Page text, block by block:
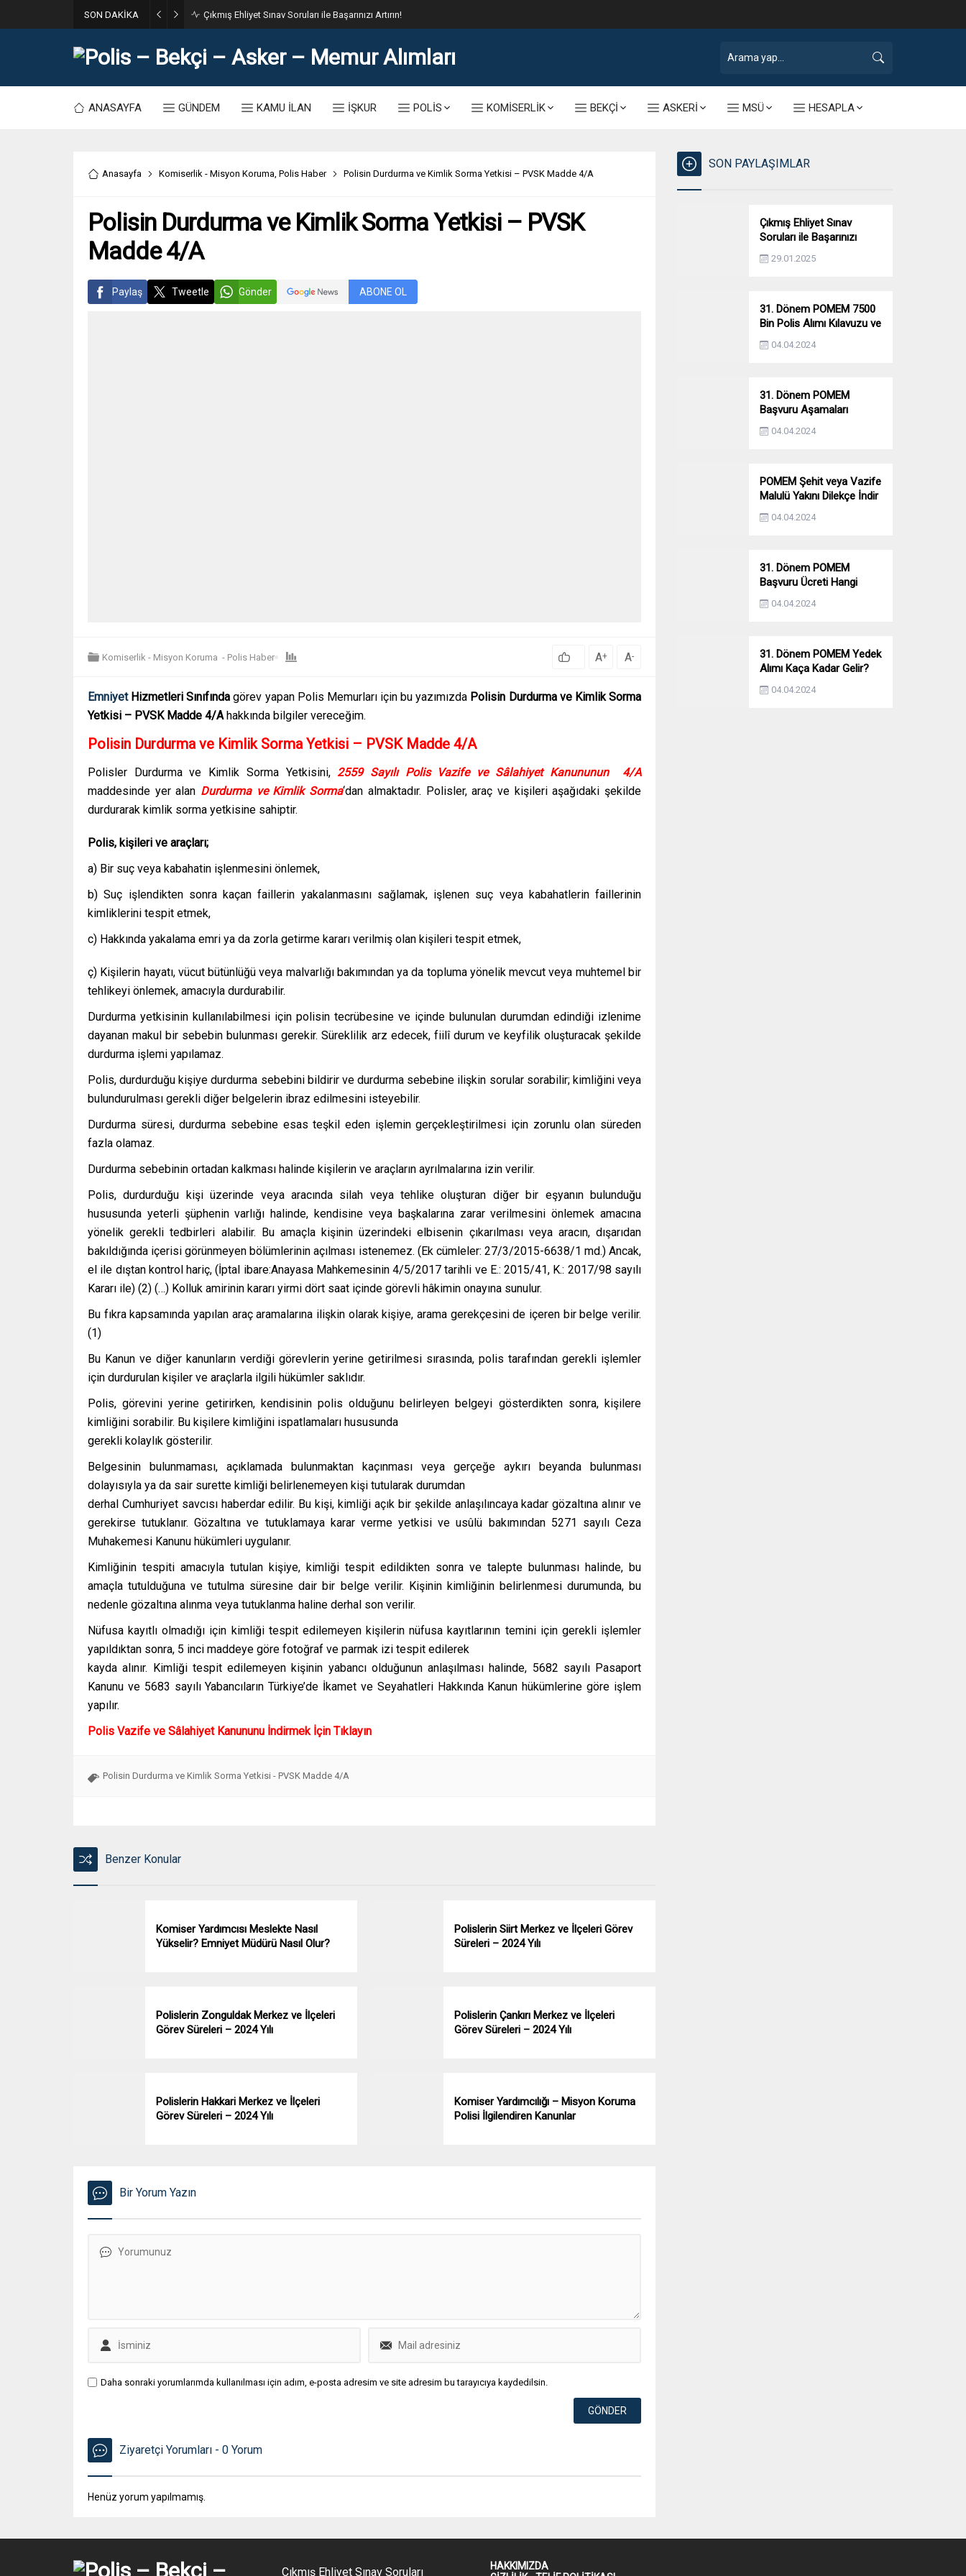
SON DAKİKA 31. Dönem POMEM 7500 Bin Polis Alımı Kılavuzu ve Başvuru Ekranı
ANASAYFA GÜNDEM KAMU İLAN İŞKUR POLİS KOMİSERLİK BEKÇİ ASKERİ MSÜ HESAPLA
Anasayfa Komiserlik - Misyon Koruma, Polis Haber Polisin Durdurma ve Kimlik Sorma Yetkisi – PVSK Madde 4/A
Polisin Durdurma ve Kimlik Sorma Yetkisi – PVSK
Madde 4/A
Paylaş Tweetle Gönder ABONE OL
Komiserlik - Misyon Koruma - Polis Haber A+ A-
EmniyetHizmetleri Sınıfındagörev yapan Polis Memurları için bu yazımızda Polisin Durdurma ve Kimlik Sorma
Yetkisi – PVSK Madde 4/Ahakkında bilgiler vereceğim.
Polisin Durdurma ve Kimlik Sorma Yetkisi – PVSK Madde 4/A
Polisler Durdurma ve Kimlik Sorma Yetkisini, 2559 Sayılı Polis Vazife ve Sâlahiyet Kanununun 4/A
maddesinde yer alan Durdurma ve Kimlik Sorma‘dan almaktadır. Polisler, araç ve kişileri aşağıdaki şekilde
durdurarak kimlik sorma yetkisine sahiptir.
Polis, kişileri ve araçları;
a) Bir suç veya kabahatin işlenmesini önlemek,
b) Suç işlendikten sonra kaçan faillerin yakalanmasını sağlamak, işlenen suç veya kabahatlerin faillerinin
kimliklerini tespit etmek,
c) Hakkında yakalama emri ya da zorla getirme kararı verilmiş olan kişileri tespit etmek,
ç) Kişilerin hayatı, vücut bütünlüğü veya malvarlığı bakımından ya da topluma yönelik mevcut veya muhtemel bir
tehlikeyi önlemek, amacıyla durdurabilir.
Durdurma yetkisinin kullanılabilmesi için polisin tecrübesine ve içinde bulunulan durumdan edindiği izlenime
dayanan makul bir sebebin bulunması gerekir. Süreklilik arz edecek, fiilî durum ve keyfilik oluşturacak şekilde
durdurma işlemi yapılamaz.
Polis, durdurduğu kişiye durdurma sebebini bildirir ve durdurma sebebine ilişkin sorular sorabilir; kimliğini veya
bulundurulması gerekli diğer belgelerin ibraz edilmesini isteyebilir.
Durdurma süresi, durdurma sebebine esas teşkil eden işlemin gerçekleştirilmesi için zorunlu olan süreden
fazla olamaz.
Durdurma sebebinin ortadan kalkması halinde kişilerin ve araçların ayrılmalarına izin verilir.
Polis, durdurduğu kişi üzerinde veya aracında silah veya tehlike oluşturan diğer bir eşyanın bulunduğu
hususunda yeterli şüphenin varlığı halinde, kendisine veya başkalarına zarar verilmesini önlemek amacına
yönelik gerekli tedbirleri alabilir. Bu amaçla kişinin üzerindeki elbisenin çıkarılması veya aracın, dışarıdan
bakıldığında içerisi görünmeyen bölümlerinin açılması istenemez. (Ek cümleler: 27/3/2015-6638/1 md.) Ancak,
el ile dıştan kontrol hariç, (İptal ibare:Anayasa Mahkemesinin 4/5/2017 tarihli ve E.: 2015/41, K.: 2017/98 sayılı
Kararı ile) (2) (…) Kolluk amirinin kararı yirmi dört saat içinde görevli hâkimin onayına sunulur.
Bu fıkra kapsamında yapılan araç aramalarına ilişkin olarak kişiye, arama gerekçesini de içeren bir belge verilir.
(1)
Bu Kanun ve diğer kanunların verdiği görevlerin yerine getirilmesi sırasında, polis tarafından gerekli işlemler
için durdurulan kişiler ve araçlarla ilgili hükümler saklıdır.
Polis, görevini yerine getirirken, kendisinin polis olduğunu belirleyen belgeyi gösterdikten sonra, kişilere
kimliğini sorabilir. Bu kişilere kimliğini ispatlamaları hususunda
gerekli kolaylık gösterilir.
Belgesinin bulunmaması, açıklamada bulunmaktan kaçınması veya gerçeğe aykırı beyanda bulunması
dolayısıyla ya da sair surette kimliği belirlenemeyen kişi tutularak durumdan
derhal Cumhuriyet savcısı haberdar edilir. Bu kişi, kimliği açık bir şekilde anlaşılıncaya kadar gözaltına alınır ve
gerekirse tutuklanır. Gözaltına ve tutuklamaya karar verme yetkisi ve usûlü bakımından 5271 sayılı Ceza
Muhakemesi Kanunu hükümleri uygulanır.
Kimliğinin tespiti amacıyla tutulan kişiye, kimliği tespit edildikten sonra ve talepte bulunması halinde, bu
amaçla tutulduğuna ve tutulma süresine dair bir belge verilir. Kişinin kimliğinin belirlenmesi durumunda, bu
nedenle gözaltına alınma veya tutuklanma haline derhal son verilir.
Nüfusa kayıtlı olmadığı için kimliği tespit edilemeyen kişilerin nüfusa kayıtlarının temini için gerekli işlemler
yapıldıktan sonra, 5 inci maddeye göre fotoğraf ve parmak izi tespit edilerek
kayda alınır. Kimliği tespit edilemeyen kişinin yabancı olduğunun anlaşılması halinde, 5682 sayılı Pasaport
Kanunu ve 5683 sayılı Yabancıların Türkiye’de İkamet ve Seyahatleri Hakkında Kanun hükümlerine göre işlem
yapılır.
Polis Vazife ve Sâlahiyet Kanununu İndirmekİçin Tıklayın
Polisin Durdurma ve Kimlik Sorma Yetkisi - PVSK Madde 4/A
Benzer Konular
Komiser Yardımcısı Meslekte Nasıl
Yükselir? Emniyet Müdürü Nasıl Olur?
Polislerin Siirt Merkez ve İlçeleri Görev
Süreleri – 2024 Yılı
Polislerin Zonguldak Merkez ve İlçeleri
Görev Süreleri – 2024 Yılı
Polislerin Çankırı Merkez ve İlçeleri
Görev Süreleri – 2024 Yılı
Polislerin Hakkari Merkez ve İlçeleri
Görev Süreleri – 2024 Yılı
Komiser Yardımcılığı – Misyon Koruma
Polisi İlgilendiren Kanunlar
Bir Yorum Yazın
Daha sonraki yorumlarımda kullanılması için adım, e-posta adresim ve site adresim bu tarayıcıya kaydedilsin.
Ziyaretçi Yorumları - 0 Yorum
Henüz yorum yapılmamış.
SON PAYLAŞIMLAR
Çıkmış Ehliyet Sınav
Soruları ile Başarınızı
Artırın!
29.01.2025
31. Dönem POMEM 7500
Bin Polis Alımı Kılavuzu ve
Başvuru Ekranı
04.04.2024
31. Dönem POMEM
Başvuru Aşamaları
Nelerdir? Ön Sağlık –
Parkur – Mülakat
04.04.2024
POMEM Şehit veya Vazife
Malulü Yakını Dilekçe İndir
04.04.2024
31. Dönem POMEM
Başvuru Ücreti Hangi
Bankaya Yatırılacak?
04.04.2024
31. Dönem POMEM Yedek
Alımı Kaça Kadar Gelir?
Yıllara Göre Yedek Alımı
04.04.2024
Çıkmış Ehliyet Sınav Soruları
HAKKIMIZDA